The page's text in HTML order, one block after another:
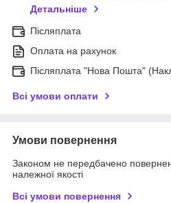
Детальніше
Післяплата
Оплата на рахунок
Післяплата "Нова Пошта"
Всі умови оплати
Умови повернення
Законом не передбачено
належної якості
Всі умови повернення